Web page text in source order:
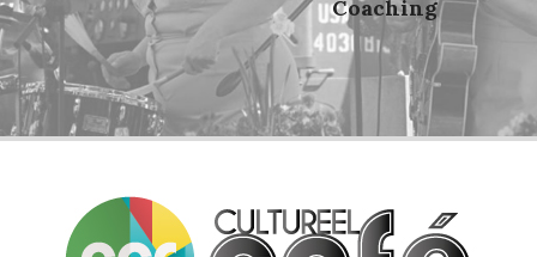
Coaching